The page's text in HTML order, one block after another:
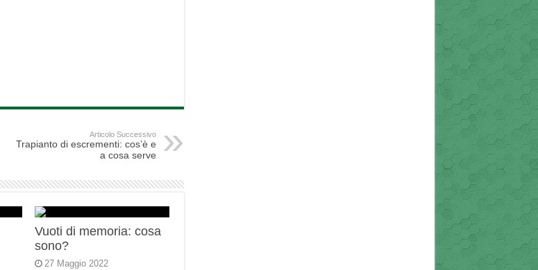
Articolo Successivo
Trapianto di escrementi: cos’è e
a cosa serve
Vuoti di memoria: cosa
sono?
27 Maggio 2022